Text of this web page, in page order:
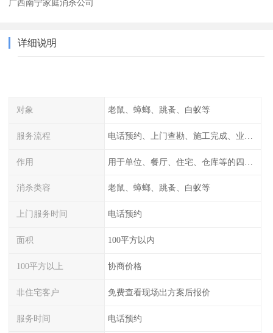
广西南宁家庭消杀公司
详细说明
对象 老鼠、蟑螂、跳蚤、白蚁等
服务流程
作用
消杀类容 老鼠、蟑螂、跳蚤、白蚁等
上门服务时间 电话预约
面积 100平方以内
100平方以上 协商价格
非住宅客户 免费查看现场出方案后报价
服务时间 电话预约